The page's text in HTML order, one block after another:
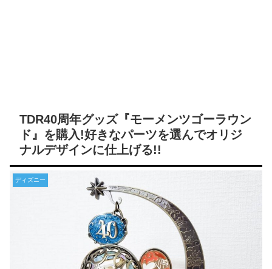
TDR40周年グッズ『モーメンツゴーラウン
ド』を購入!好きなパーツを選んでオリジ
ナルデザインに仕上げる!!
ディズニー